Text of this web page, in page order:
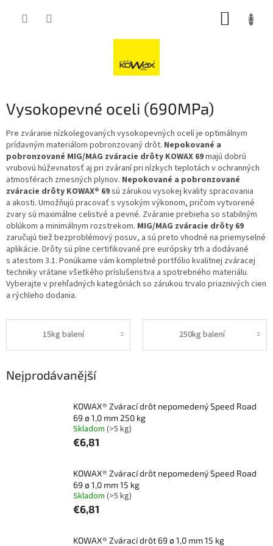
Vysokopevné oceli (690MPa)
Pre zváranie nízkolegovaných vysokopevných ocelí je optimálnym
prídavným materiálom pobronzovaný drôt. Nepokované a
pobronzované MIG/MAG zváracie drôty KOWAX 69majú dobrú
vrubovú húževnatosť aj pri zváraní pri nízkych teplotách v ochranných
atmosférach zmesných plynov. Nepokované a pobronzované
zváracie drôty KOWAX® 69sú zárukou vysokej kvality spracovania
a akosti. Umožňujú pracovať s vysokým výkonom, pričom vytvorené
zvary sú maximálne celistvé a pevné. Zváranie prebieha so stabilným
oblúkom a minimálnym rozstrekom. MIG/MAG zváracie drôty 69
zaručujú tiež bezproblémový posuv, a sú preto vhodné na priemyselné
aplikácie. Drôty sú plne certifikované pre európsky trh a dodávané
s atestom 3.1. Ponúkame vám kompletné portfólio kvalitnej zváracej
techniky vrátane všetkého príslušenstva a spotrebného materiálu.
Vyberajte v prehľadných kategóriách so zárukou trvalo priaznivých cien
a rýchleho dodania.
15kg balení 250kg balení
Nejprodávanější
KOWAX® Zvárací drôt nepomedený Speed Road
69 ø 1,0 mm 250 kg
Skladom (>5 kg)
€6,81
KOWAX® Zvárací drôt nepomedený Speed Road
69 ø 1,0 mm 15 kg
Skladom (>5 kg)
€6,81
KOWAX® Zvárací drôt 69 ø 1,0 mm 15 kg